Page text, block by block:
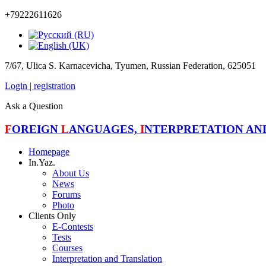
+79222611626
7/67, Ulica S. Karnacevicha, Tyumen, Russian Federation, 625051
Login | registration
Ask a Question
FOREIGN LANGUAGES, INTERPRETATION
Homepage
In.Yaz.
About Us
News
Forums
Photo
Clients Only
E-Contests
Tests
Courses
Interpretation and Translation